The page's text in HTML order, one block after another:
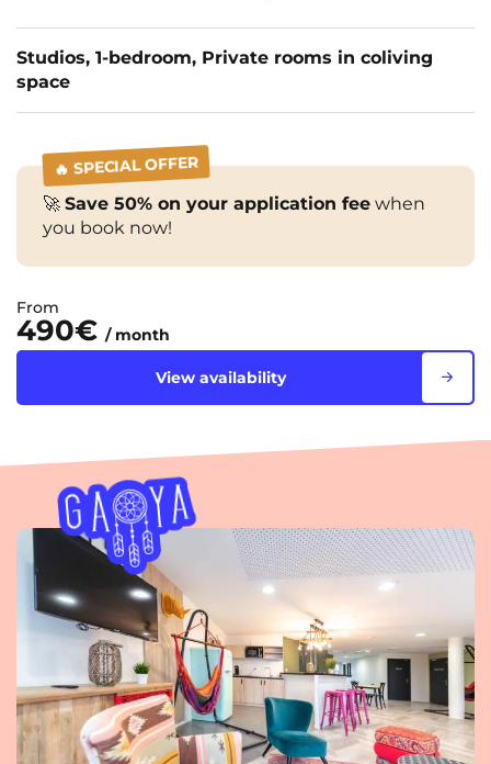
Studios, 1-bedroom, Private rooms in coliving
space
🔥 SPECIAL OFFER
🚀 Save 50% on your application fee when
you book now!
From
490€ / month
View availability